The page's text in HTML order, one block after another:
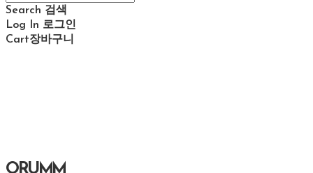
Search 검색
Log In 로그인
Cart장바구니
ORUMM